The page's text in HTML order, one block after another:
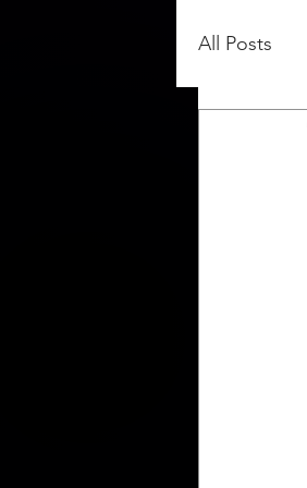
All Posts